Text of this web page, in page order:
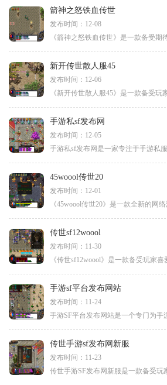
箭神之怒铁血传世
发布时间：12-08
新开传世散人服45
发布时间：12-06
手游私sf发布网
发布时间：12-05
45woool传世20
发布时间：12-01
传世sf12woool
发布时间：11-30
手游sf平台发布网站
发布时间：11-24
传世手游sf发布网新服
发布时间：11-23